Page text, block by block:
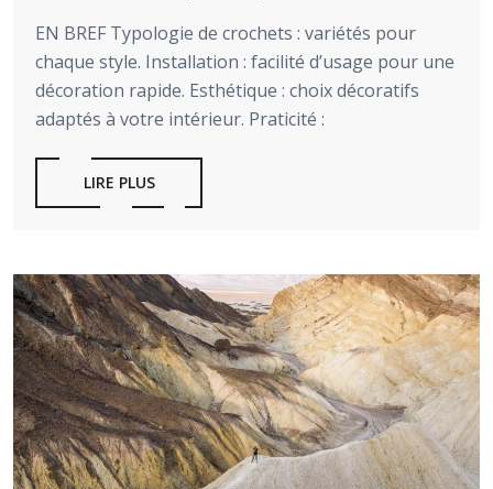
EN BREF Typologie de crochets : variétés pour
chaque style. Installation : facilité d’usage pour une
décoration rapide. Esthétique : choix décoratifs
adaptés à votre intérieur. Praticité :
LIRE PLUS